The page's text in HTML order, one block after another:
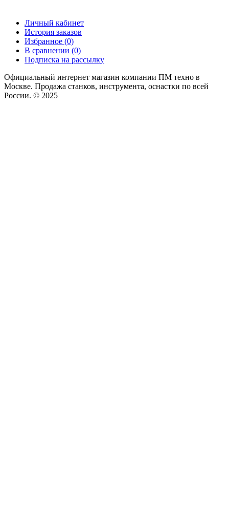
Личный кабинет
История заказов
Избранное (0)
В сравнении (0)
Подписка на рассылку
Официальный интернет магазин компании ПМ техно в
Москве. Продажа станков, инструмента, оснастки по всей
России. © 2025